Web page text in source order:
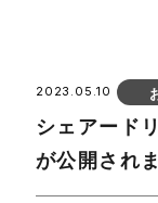
2023.05.10
シェアード
が公開され